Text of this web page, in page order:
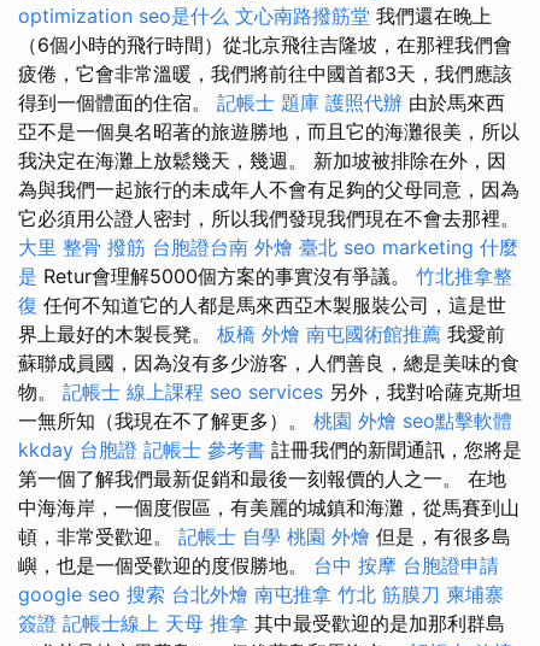
optimization seo是什么 文心南路撥筋堂 我們還在晚上
（6個小時的飛行時間）從北京飛往吉隆坡，在那裡我們會
疲倦，它會非常溫暖，我們將前往中國首都3天，我們應該
得到一個體面的住宿。 記帳士 題庫 護照代辦 由於馬來西
亞不是一個臭名昭著的旅遊勝地，而且它的海灘很美，所以
我決定在海灘上放鬆幾天，幾週。 新加坡被排除在外，因
為與我們一起旅行的未成年人不會有足夠的父母同意，因為
它必須用公證人密封，所以我們發現我們現在不會去那裡。
大里 整骨 撥筋 台胞證台南 外燴 臺北 seo marketing 什麼
是 Retur會理解5000個方案的事實沒有爭議。 竹北推拿整
復 任何不知道它的人都是馬來西亞木製服裝公司，這是世
界上最好的木製長凳。 板橋 外燴 南屯國術館推薦 我愛前
蘇聯成員國，因為沒有多少游客，人們善良，總是美味的食
物。 記帳士 線上課程 seo services 另外，我對哈薩克斯坦
一無所知（我現在不了解更多）。 桃園 外燴 seo點擊軟體
kkday 台胞證 記帳士 參考書 註冊我們的新聞通訊，您將是
第一個了解我們最新促銷和最後一刻報價的人之一。 在地
中海海岸，一個度假區，有美麗的城鎮和海灘，從馬賽到山
頓，非常受歡迎。 記帳士 自學 桃園 外燴 但是，有很多島
嶼，也是一個受歡迎的度假勝地。 台中 按摩 台胞證申請
google seo 搜索 台北外燴 南屯推拿 竹北 筋膜刀 柬埔寨
簽證 記帳士線上 天母 推拿 其中最受歡迎的是加那利群島